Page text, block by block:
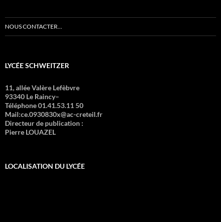
NOUS CONTACTER…
LYCÉE SCHWEITZER
11, allée Valère Lefèbvre
93340 Le Raincy–
Téléphone 01.41.53.11 50
Mail:ce.0930830x@ac-creteil.fr
Directeur de publication :
Pierre LOUAZEL
LOCALISATION DU LYCÉE